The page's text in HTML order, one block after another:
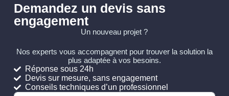
Demandez un devis sans
engagement
Un nouveau projet ?
Nos experts vous accompagnent pour trouver la solution la
plus adaptée à vos besoins.
Réponse sous 24h
Devis sur mesure, sans engagement
Conseils techniques d’un professionnel